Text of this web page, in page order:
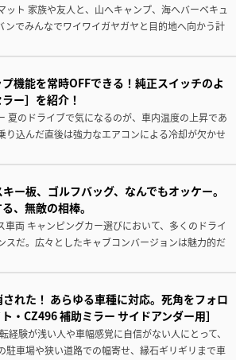
ト 家族や友人と、山へキャンプ、海へバーベキュ
でみんなでワイワイガヤガヤと目的地へ向かう計
機能を常時OFFできる！純正スイッチのよ
ー］を紹介！
夏のドライブで気になるのが、車内温度の上昇であ
込んだ直後は強力なエアコンによる冷却が欠かせ
板、ゴルフバッグ、なんでもオッケー。
、無敵の相棒。
両 キャンピングカー選びにおいて、多くのドライ
だ。広々としたキャブコンバージョンは魅力的だ
れた！ あらゆる車種に対応。死角をフォロ
・CZ496 補助ミラー サイドアンダー用］
験が浅い人や車幅感覚に自信がない人にとって、
車場や狭い道路での幅寄せ、縁石ギリギリまで車